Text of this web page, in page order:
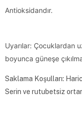
Antioksidandır.
Uyarılar: Çocuklardan
boyunca güneşe
Saklama Koşulları:
Serin ve rutubetsiz